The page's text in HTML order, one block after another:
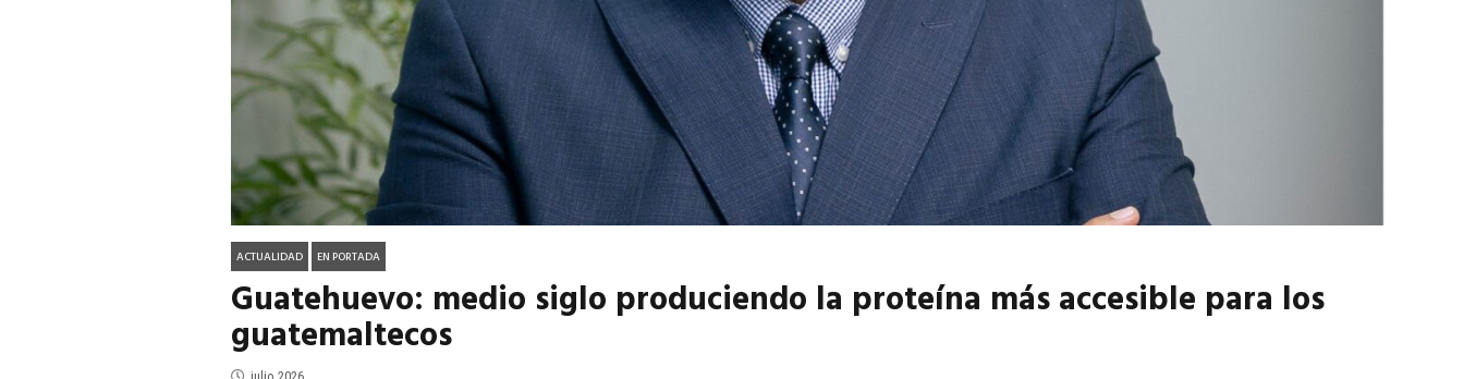
ACTUALIDAD EN PORTADA
Guatehuevo: medio siglo produciendo la proteína más accesible para los
guatemaltecos